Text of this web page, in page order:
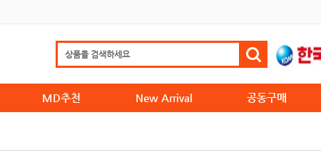
MD추천 New Arrival 공동구매